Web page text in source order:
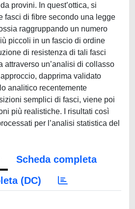
provini. In quest’ottica, si
fasci di fibre secondo una legge
raggruppando un numero
piccoli in un fascio di ordine
di resistenza di tali fasci
attraverso un’analisi di collasso
dapprima validato
analitico recentemente
semplici di fasci, viene poi
più realistiche. I risultati così
per l’analisi statistica del
Scheda completa
(DC)